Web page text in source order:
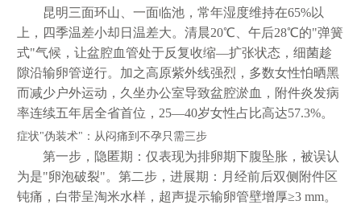
昆明三面环山、一面临池，常年湿度维持在65%以
上，四季温差小却日温差大。清晨20℃、午后28℃的"弹簧
式"气候，让盆腔血管处于反复收缩—扩张状态，细菌趁
隙沿输卵管逆行。加之高原紫外线强烈，多数女性怕晒黑
而减少户外运动，久坐办公室导致盆腔淤血，附件炎发病
率连续五年居全省首位，25—40岁女性占比高达57.3%。
症状"伪装术"：从闷痛到不孕只需三步
第一步，隐匿期：仅表现为排卵期下腹坠胀，被误认
为是"卵泡破裂"。第二步，进展期：月经前后双侧附件区
钝痛，白带呈淘米水样，超声提示输卵管壁增厚≥3 mm。